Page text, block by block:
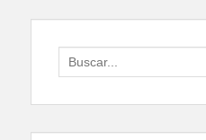
Search
for: